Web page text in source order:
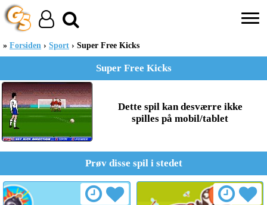
Forsiden Sport Super Free Kicks
Super Free Kicks
Dette spil kan desværre ikke
spilles på mobil/tablet
Prøv disse spil i stedet